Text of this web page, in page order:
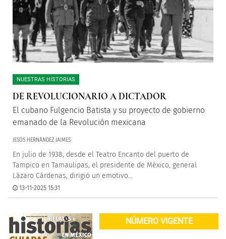
NUESTRAS HISTORIAS
DE REVOLUCIONARIO A DICTADOR
El cubano Fulgencio Batista y su proyecto de gobierno
emanado de la Revolución mexicana
JESÚS HERNÁNDEZ JAIMES
En julio de 1938, desde el Teatro Encanto del puerto de
Tampico en Tamaulipas, el presidente de México, general
Lázaro Cárdenas, dirigió un emotivo...
13-11-2025 15:31
NÚMERO VIGENTE